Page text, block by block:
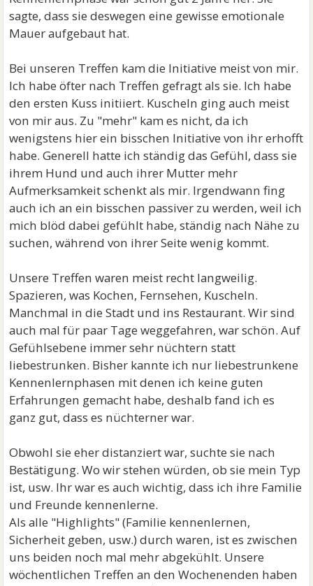
sagte, dass sie deswegen eine gewisse emotionale
Mauer aufgebaut hat.
Bei unseren Treffen kam die Initiative meist von mir.
Ich habe öfter nach Treffen gefragt als sie. Ich habe
den ersten Kuss initiiert. Kuscheln ging auch meist
von mir aus. Zu "mehr" kam es nicht, da ich
wenigstens hier ein bisschen Initiative von ihr erhofft
habe. Generell hatte ich ständig das Gefühl, dass sie
ihrem Hund und auch ihrer Mutter mehr
Aufmerksamkeit schenkt als mir. Irgendwann fing
auch ich an ein bisschen passiver zu werden, weil ich
mich blöd dabei gefühlt habe, ständig nach Nähe zu
suchen, während von ihrer Seite wenig kommt.
Unsere Treffen waren meist recht langweilig.
Spazieren, was Kochen, Fernsehen, Kuscheln.
Manchmal in die Stadt und ins Restaurant. Wir sind
auch mal für paar Tage weggefahren, war schön. Auf
Gefühlsebene immer sehr nüchtern statt
liebestrunken. Bisher kannte ich nur liebestrunkene
Kennenlernphasen mit denen ich keine guten
Erfahrungen gemacht habe, deshalb fand ich es
ganz gut, dass es nüchterner war.
Obwohl sie eher distanziert war, suchte sie nach
Bestätigung. Wo wir stehen würden, ob sie mein Typ
ist, usw. Ihr war es auch wichtig, dass ich ihre Familie
und Freunde kennenlerne.
Als alle "Highlights" (Familie kennenlernen,
Sicherheit geben, usw.) durch waren, ist es zwischen
uns beiden noch mal mehr abgekühlt. Unsere
wöchentlichen Treffen an den Wochenenden haben